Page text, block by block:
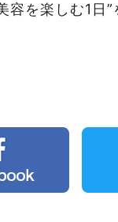
を楽しむ1日